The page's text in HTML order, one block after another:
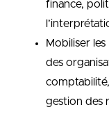
finance,
Mobiliser
des
gestion des